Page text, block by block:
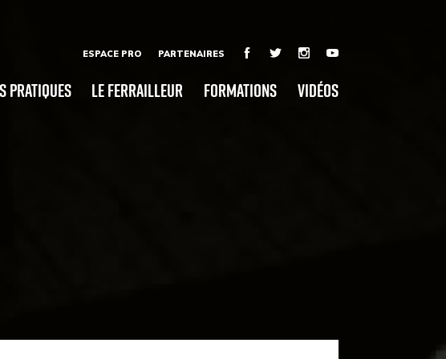
ESPACE PRO PARTENAIRES
pratiques Le Ferrailleur Formations Vidéos